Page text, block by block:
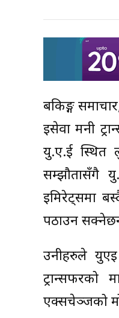
बैंकिङ्ग
इसेवा मनी
यु.ए.ई स्थित
सम्झौतासँगै
इमिरेट्समा
पठाउन
उनीहरुले
एक्सचेञ्जको